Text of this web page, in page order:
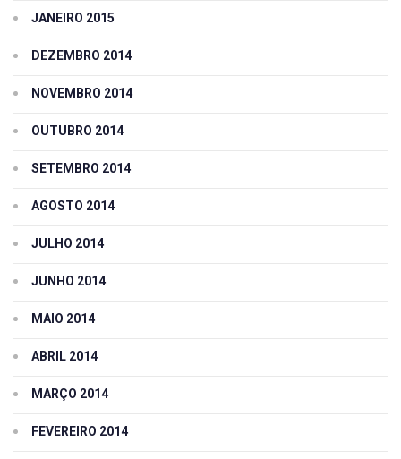
JANEIRO 2015
DEZEMBRO 2014
NOVEMBRO 2014
OUTUBRO 2014
SETEMBRO 2014
AGOSTO 2014
JULHO 2014
JUNHO 2014
MAIO 2014
ABRIL 2014
MARÇO 2014
FEVEREIRO 2014